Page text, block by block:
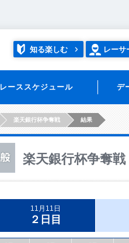
知る楽しむ レーサ
レーススケジュール デ
楽天銀行杯争奪戦 結果
楽天銀行杯争奪戦
11月11日
２日目